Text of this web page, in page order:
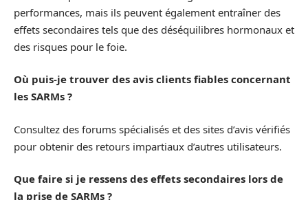
performances, mais ils peuvent également entraîner des
effets secondaires tels que des déséquilibres hormonaux et
des risques pour le foie.
Où puis-je trouver des avis clients fiables concernant
les SARMs ?
Consultez des forums spécialisés et des sites d’avis vérifiés
pour obtenir des retours impartiaux d’autres utilisateurs.
Que faire si je ressens des effets secondaires lors de
la prise de SARMs ?